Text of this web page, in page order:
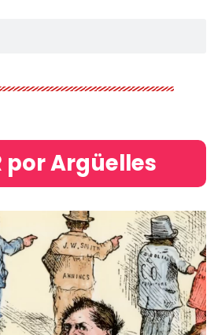
por Argüelles​